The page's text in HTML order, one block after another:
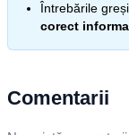
Întrebările
corect
Comentarii